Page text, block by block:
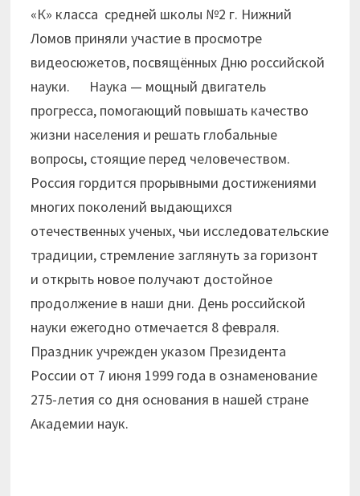
«К» класса средней школы №2 г. Нижний
Ломов приняли участие в просмотре
видеосюжетов, посвящённых Дню российской
науки. Наука — мощный двигатель
прогресса, помогающий повышать качество
жизни населения и решать глобальные
вопросы, стоящие перед человечеством.
Россия гордится прорывными достижениями
многих поколений выдающихся
отечественных ученых, чьи исследовательские
традиции, стремление заглянуть за горизонт
и открыть новое получают достойное
продолжение в наши дни. День российской
науки ежегодно отмечается 8 февраля.
Праздник учрежден указом Президента
России от 7 июня 1999 года в ознаменование
275-летия со дня основания в нашей стране
Академии наук.